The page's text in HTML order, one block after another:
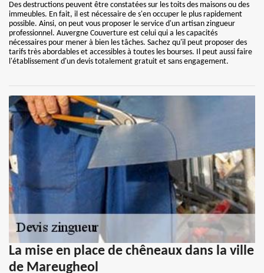
Des destructions peuvent être constatées sur les toits des maisons ou des
immeubles. En fait, il est nécessaire de s'en occuper le plus rapidement
possible. Ainsi, on peut vous proposer le service d'un artisan zingueur
professionnel. Auvergne Couverture est celui qui a les capacités
nécessaires pour mener à bien les tâches. Sachez qu'il peut proposer des
tarifs très abordables et accessibles à toutes les bourses. Il peut aussi faire
l'établissement d'un devis totalement gratuit et sans engagement.
La mise en place de chêneaux dans la ville
de Mareugheol